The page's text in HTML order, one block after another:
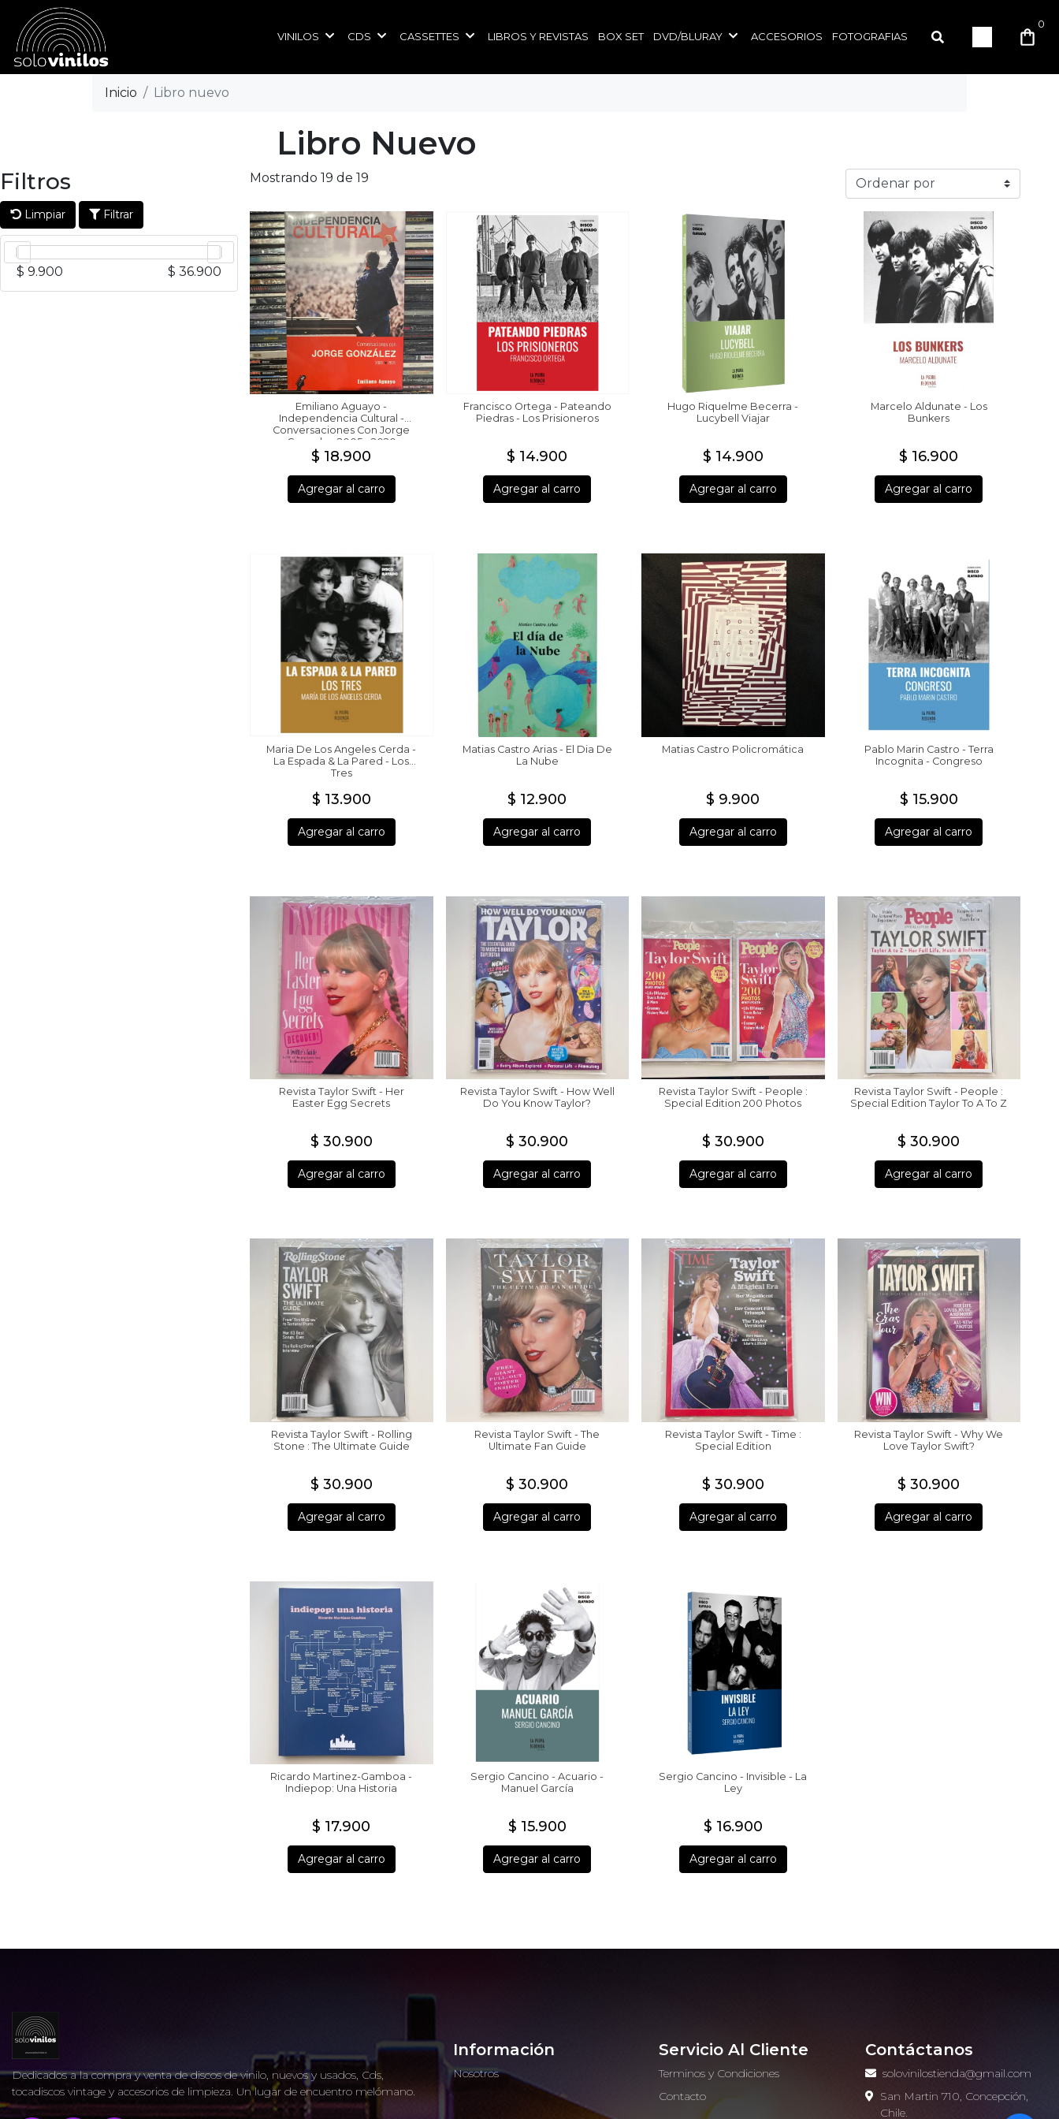
VINILOS CDS CASSETTES LIBROS Y REVISTAS BOX SET DVD/BLURAY ACCESORIOS FOTOGRAFIAS
0
Inicio Libro nuevo
Libro Nuevo
Filtros
Limpiar Filtrar
$ 9.900 $ 36.900
Mostrando 19 de 19
Emiliano Aguayo -
Independencia Cultural -
Conversaciones Con Jorge
Gonzalez 2005 - 2020
$ 18.900
Agregar al carro
Francisco Ortega - Pateando
Piedras - Los Prisioneros
$ 14.900
Agregar al carro
Hugo Riquelme Becerra -
Lucybell Viajar
$ 14.900
Agregar al carro
Marcelo Aldunate - Los
Bunkers
$ 16.900
Agregar al carro
Maria De Los Angeles Cerda -
La Espada & La Pared - Los
Tres
$ 13.900
Agregar al carro
Matias Castro Arias - El Dia De
La Nube
$ 12.900
Agregar al carro
Matias Castro Policromática
$ 9.900
Agregar al carro
Pablo Marin Castro - Terra
Incognita - Congreso
$ 15.900
Agregar al carro
Revista Taylor Swift - Her
Easter Egg Secrets
$ 30.900
Agregar al carro
Revista Taylor Swift - How Well
Do You Know Taylor?
$ 30.900
Agregar al carro
Revista Taylor Swift - People :
Special Edition 200 Photos
$ 30.900
Agregar al carro
Revista Taylor Swift - People :
Special Edition Taylor To A To Z
$ 30.900
Agregar al carro
Revista Taylor Swift - Rolling
Stone : The Ultimate Guide
$ 30.900
Agregar al carro
Revista Taylor Swift - The
Ultimate Fan Guide
$ 30.900
Agregar al carro
Revista Taylor Swift - Time :
Special Edition
$ 30.900
Agregar al carro
Revista Taylor Swift - Why We
Love Taylor Swift?
$ 30.900
Agregar al carro
Ricardo Martinez-Gamboa -
Indiepop: Una Historia
$ 17.900
Agregar al carro
Sergio Cancino - Acuario -
Manuel García
$ 15.900
Agregar al carro
Sergio Cancino - Invisible - La
Ley
$ 16.900
Agregar al carro
Dedicados a la compra y venta de discos de vinilo, nuevos y usados, Cds,
tocadiscos vintage y accesorios de limpieza. Un lugar de encuentro melómano.
Información
Nosotros
Servicio Al Cliente
Terminos y Condiciones
Contacto
Contáctanos
solovinilostienda@gmail.com
San Martin 710, Concepción,
Chile.